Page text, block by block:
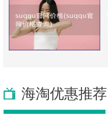
海淘优惠推荐